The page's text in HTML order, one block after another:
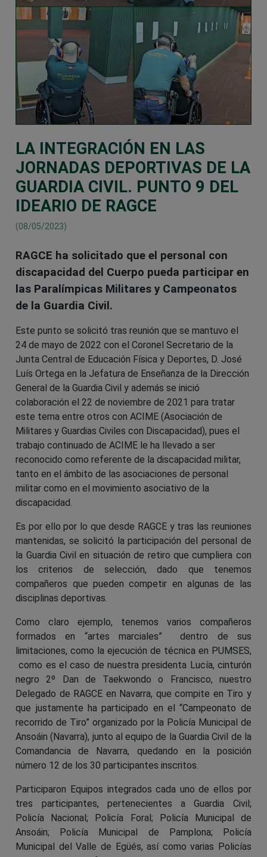
LA INTEGRACIÓN EN LAS
JORNADAS DEPORTIVAS DE LA
GUARDIA CIVIL. PUNTO 9 DEL
IDEARIO DE RAGCE
(08/05/2023)
RAGCE ha solicitado que el personal con
discapacidad del Cuerpo pueda participar en
las Paralímpicas Militares y Campeonatos
de la Guardia Civil.
Este punto se solicitó tras reunión que se mantuvo el
24 de mayo de 2022 con el Coronel Secretario de la
Junta Central de Educación Física y Deportes, D. José
Luís Ortega en la Jefatura de Enseñanza de la Dirección
General de la Guardia Civil y además se inició
colaboración el 22 de noviembre de 2021 para tratar
este tema entre otros con ACIME (Asociación de
Militares y Guardias Civiles con Discapacidad), pues el
trabajo continuado de ACIME le ha llevado a ser
reconocido como referente de la discapacidad militar,
tanto en el ámbito de las asociaciones de personal
militar como en el movimiento asociativo de la
discapacidad.
Es por ello por lo que desde RAGCE y tras las reuniones
mantenidas, se solicitó la participación del personal de
la Guardia Civil en situación de retiro que cumpliera con
los criterios de selección, dado que tenemos
compañeros que pueden competir en algunas de las
disciplinas deportivas.
Como claro ejemplo, tenemos varios compañeros
formados en “artes marciales” dentro de sus
limitaciones, como la ejecución de técnica en PUMSES,
como es el caso de nuestra presidenta Lucía, cinturón
negro 2º Dan de Taekwondo o Francisco, nuestro
Delegado de RAGCE en Navarra, que compite en Tiro y
que justamente ha participado en el “Campeonato de
recorrido de Tiro” organizado por la Policía Municipal de
Ansoáin (Navarra), junto al equipo de la Guardia Civil de la
Comandancia de Navarra, quedando en la posición
número 12 de los 30 participantes inscritos.
Participaron Equipos integrados cada uno de ellos por
tres participantes, pertenecientes a Guardia Civil;
Policía Nacional; Policía Foral; Policía Municipal de
Ansoáin; Policía Municipal de Pamplona; Policía
Municipal del Valle de Egüés, así como varias Policías